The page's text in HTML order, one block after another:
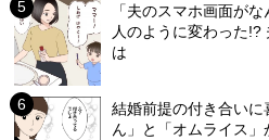
「夫のスマホ画面が
人のように変わった!?
は
結婚前提の付き合い
ん」と「オムライス